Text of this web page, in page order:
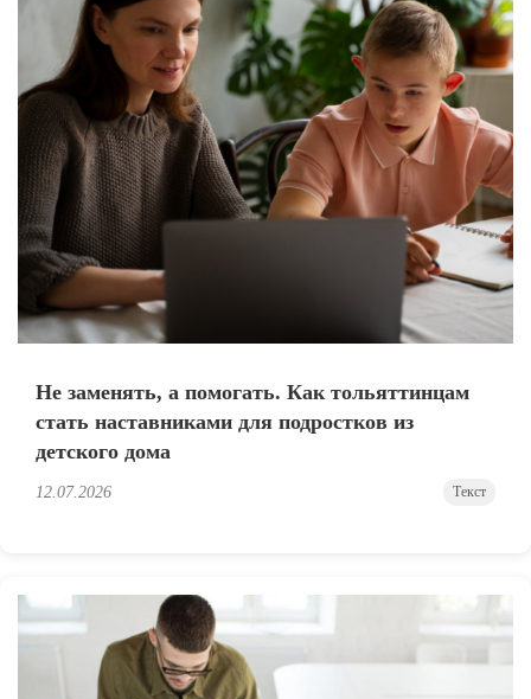
Не заменять, а помогать. Как тольяттинцам
стать наставниками для подростков из
детского дома
12.07.2026 Текст